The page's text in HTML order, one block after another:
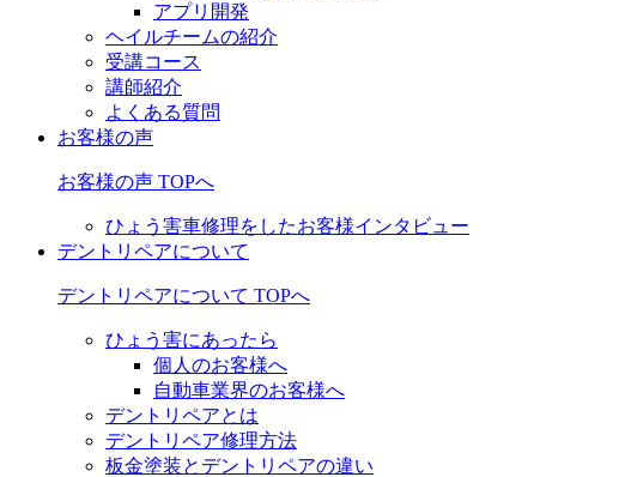
アプリ開発
ヘイルチームの紹介
受講コース
講師紹介
よくある質問
お客様の声
お客様の声 TOPへ
ひょう害車修理をしたお客様インタビュー
デントリペアについて
デントリペアについて TOPへ
ひょう害にあったら
個人のお客様へ
自動車業界のお客様へ
デントリペアとは
デントリペア修理方法
板金塗装とデントリペアの違い